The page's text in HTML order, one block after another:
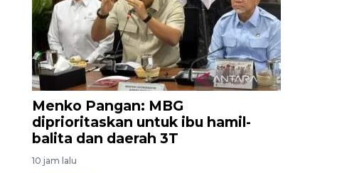
Menko Pangan: MBG
diprioritaskan untuk ibu hamil-
balita dan daerah 3T
10 jam lalu